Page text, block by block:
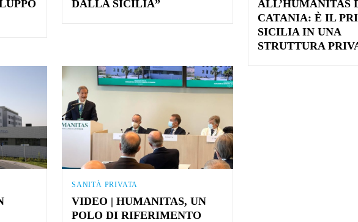
DALLA SICILIA”
ALL’HUMANITAS
CATANIA: È IL
SICILIA IN UNA
STRUTTURA
SANITÀ PRIVATA
VIDEO | HUMANITAS, UN
POLO DI RIFERIMENTO